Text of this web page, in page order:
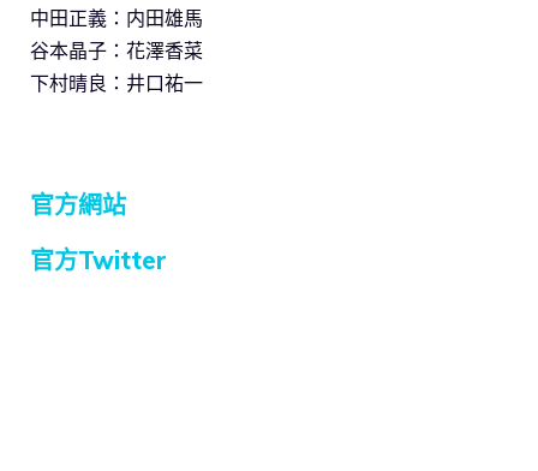
中田正義：内田雄馬
谷本晶子：花澤香菜
下村晴良：井口祐一
官方網站
官方Twitter